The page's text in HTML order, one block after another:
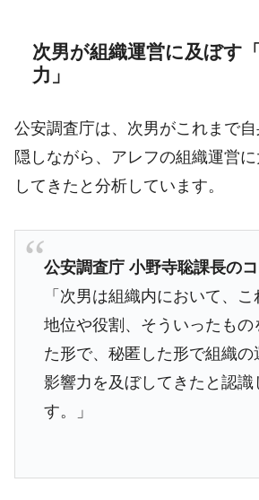
次男が組織運営に及ぼす
力」
公安調査庁は、次男がこれまで
隠しながら、アレフの組織運営
してきたと分析しています。
公安調査庁 小野寺聡課長の
「次男は組織内において、
地位や役割、そういったもの
た形で、秘匿した形で組織の
影響力を及ぼしてきたと認識
す。」